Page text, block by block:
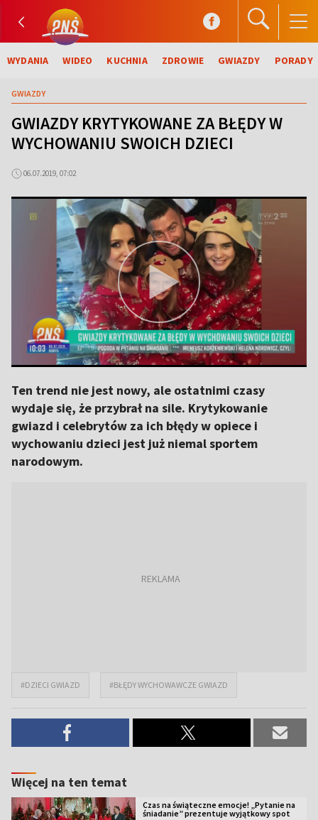
WYDANIA WIDEO KUCHNIA ZDROWIE GWIAZDY PORADY
GWIAZDY
GWIAZDY KRYTYKOWANE ZA BŁĘDY W
WYCHOWANIU SWOICH DZIECI
06.07.2019, 07:02
Ten trend nie jest nowy, ale ostatnimi czasy
wydaje się, że przybrał na sile. Krytykowanie
gwiazd i celebrytów za ich błędy w opiece i
wychowaniu dzieci jest już niemal sportem
narodowym.
#DZIECI GWIAZD #BŁĘDY WYCHOWAWCZE GWIAZD
Więcej na ten temat
Czas na świąteczne emocje! „Pytanie na
śniadanie” prezentuje wyjątkowy spot